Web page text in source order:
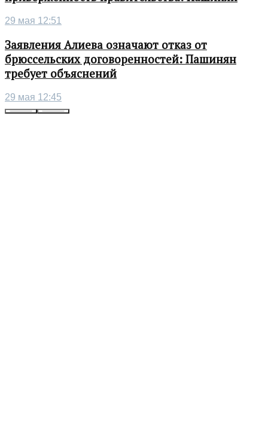
29 мая 12:51
Заявления Алиева означают отказ от
брюссельских договоренностей: Пашинян
требует объяснений
29 мая 12:45